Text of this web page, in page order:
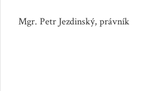
Mgr. Petr Jezdinský, právník